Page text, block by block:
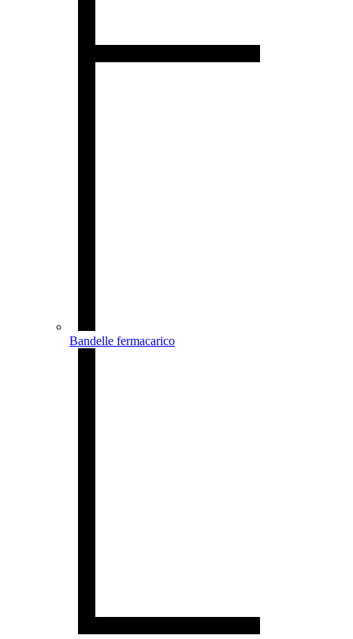
Bandelle fermacarico